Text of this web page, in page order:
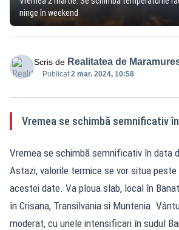
ninge în weekend
Scris de Realitatea de
Publicat:2 mar. 2024, 10:58
Vremea se schimbă semnificativ
Vremea se schimbă semnificativ în data
Astazi, valorile termice se vor situa
acestei date. Va ploua slab, local în
în Crisana, Transilvania si Muntenia.
moderat, cu unele intensificari în sudul